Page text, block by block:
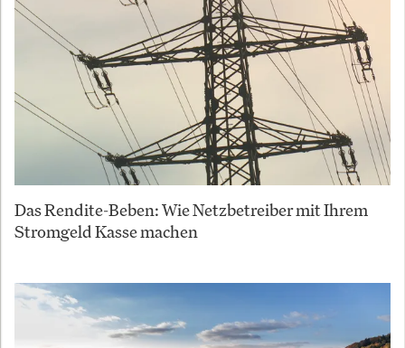
Das Rendite-Beben: Wie Netzbetreiber mit Ihrem
Stromgeld Kasse machen